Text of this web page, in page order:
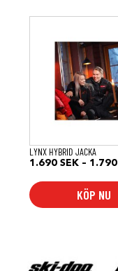
LYNX HYBRID JACKA
1.690 SEK – 1.790
KÖP NU
produkten
varianter.
alternativen
på
produktsidan